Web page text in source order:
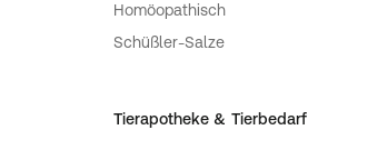
Homöopathisch
Schüßler-Salze
Tierapotheke & Tierbedarf